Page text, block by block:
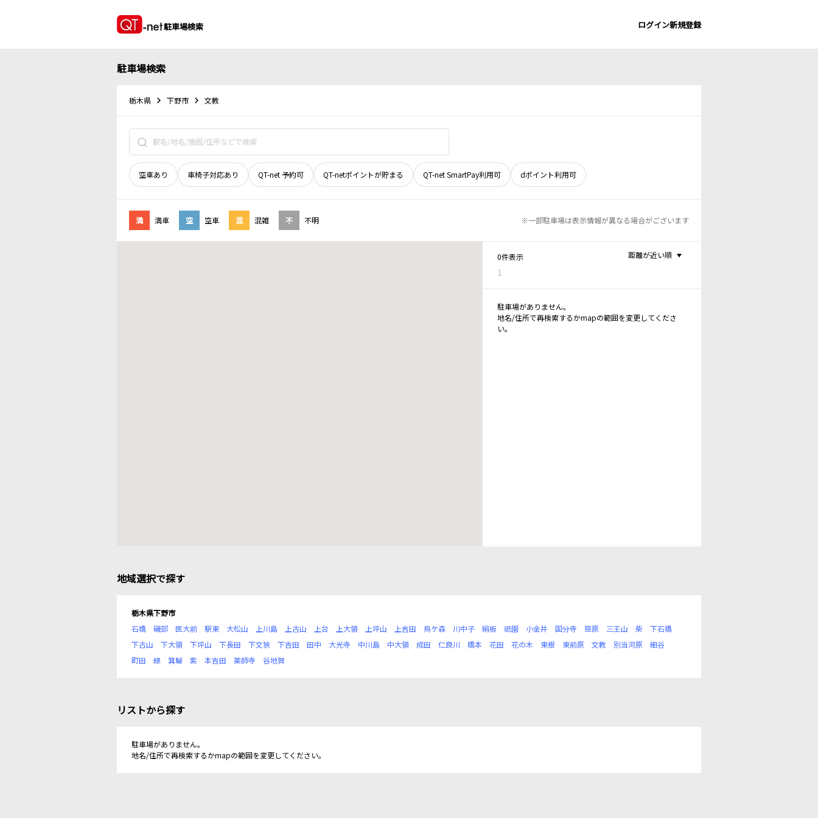
駐車場検索 ログイン新規登録
駐車場検索
栃木県 下野市 文教
空車あり 車椅子対応あり QT-net 予約可 QT-netポイントが貯まる QT-net SmartPay利用可 dポイント利用可
満 満車 空 空車 混 混雑 不 不明 ※一部駐車場は表示情報が異なる場合がございます
0件表示
1
距離が近い順
駐車場がありません。
地名/住所で再検索するかmapの範囲を変更してくださ
い。
地域選択で探す
栃木県下野市
石橋
磯部 医大前 駅東 大松山 上川島 上古山 上台 上大領 上坪山 上吉田 烏ケ森 川中子 絹板 祇園 小金井 国分寺 笹原 三王山 柴
下石橋
下古山
下大領 下坪山 下長田 下文狹 下吉田 田中 大光寺 中川島 中大領 成田 仁良川 橋本 花田 花の木 東根 東前原 文教 別当河原
細谷
町田
緑 箕輪 紫 本吉田 薬師寺 谷地賀
リストから探す
駐車場がありません。
地名/住所で再検索するかmapの範囲を変更してください。